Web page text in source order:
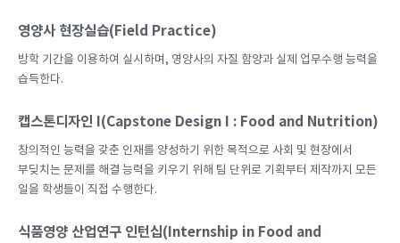
영양사 현장실습(Field Practice)
방학 기간을 이용하여 실시하며, 영양사의 자질 함양과 실제 업무수행 능력을
습득한다.
캡스톤디자인 I(Capstone Design I : Food and Nutrition)
창의적인 능력을 갖춘 인재를 양성하기 위한 목적으로 사회 및 현장에서
부딪치는 문제를 해결 능력을 키우기 위해 팀 단위로 기획부터 제작까지 모든
일을 학생들이 직접 수행한다.
식품영양 산업연구 인턴십(Internship in Food and